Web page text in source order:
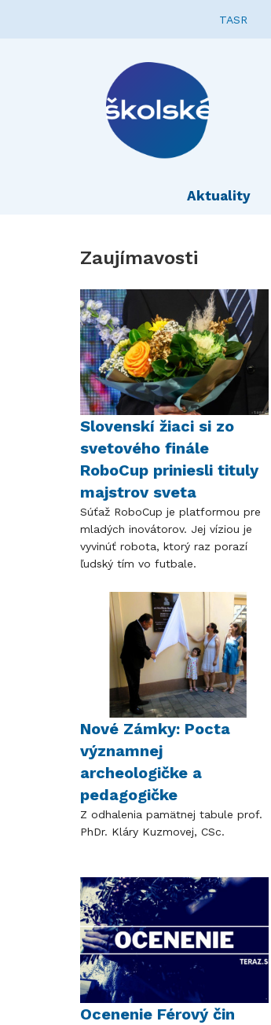
TASR
Aktuality
Zaujímavosti
Slovenskí žiaci si zo
svetového finále
RoboCup priniesli tituly
majstrov sveta
Súťaž RoboCup je platformou pre
mladých inovátorov. Jej víziou je
vyvinúť robota, ktorý raz porazí
ľudský tím vo futbale.
Nové Zámky: Pocta
významnej
archeologičke a
pedagogičke
Z odhalenia pamätnej tabule prof.
PhDr. Kláry Kuzmovej, CSc.
Ocenenie Férový čin